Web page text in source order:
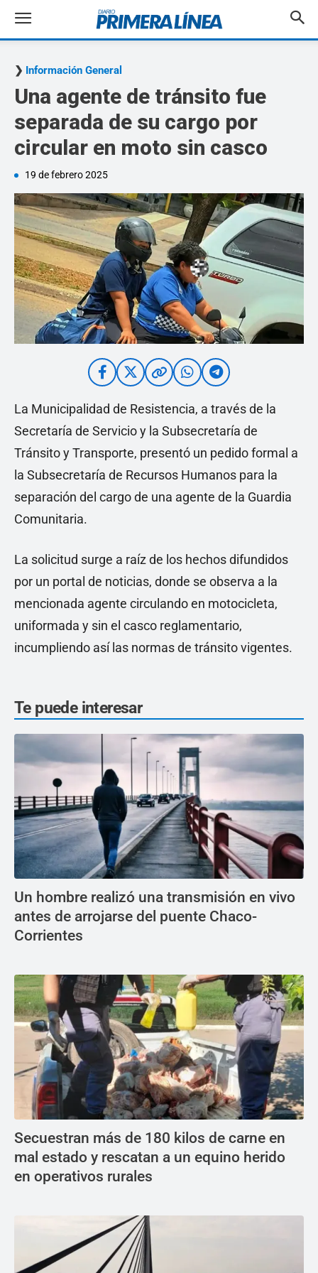
Información General
Una agente de tránsito fue
separada de su cargo por
circular en moto sin casco
19 de febrero 2025
La Municipalidad de Resistencia, a través de la
Secretaría de Servicio y la Subsecretaría de
Tránsito y Transporte, presentó un pedido formal a
la Subsecretaría de Recursos Humanos para la
separación del cargo de una agente de la Guardia
Comunitaria.
La solicitud surge a raíz de los hechos difundidos
por un portal de noticias, donde se observa a la
mencionada agente circulando en motocicleta,
uniformada y sin el casco reglamentario,
incumpliendo así las normas de tránsito vigentes.
Te puede interesar
Un hombre realizó una transmisión en vivo
antes de arrojarse del puente Chaco-
Corrientes
Secuestran más de 180 kilos de carne en
mal estado y rescatan a un equino herido
en operativos rurales